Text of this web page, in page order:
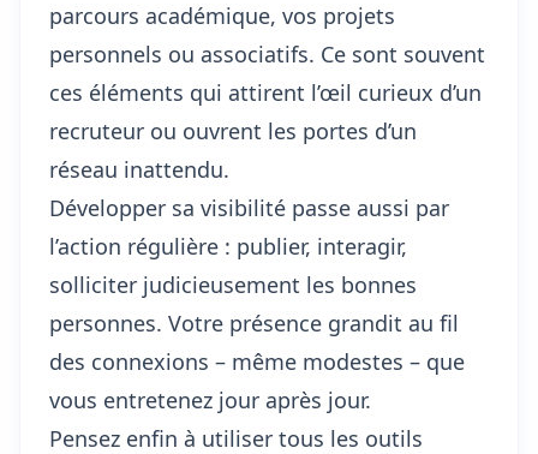
parcours académique, vos projets
personnels ou associatifs. Ce sont souvent
ces éléments qui attirent l’œil curieux d’un
recruteur ou ouvrent les portes d’un
réseau inattendu.
Développer sa visibilité passe aussi par
l’action régulière : publier, interagir,
solliciter judicieusement les bonnes
personnes. Votre présence grandit au fil
des connexions – même modestes – que
vous entretenez jour après jour.
Pensez enfin à utiliser tous les outils